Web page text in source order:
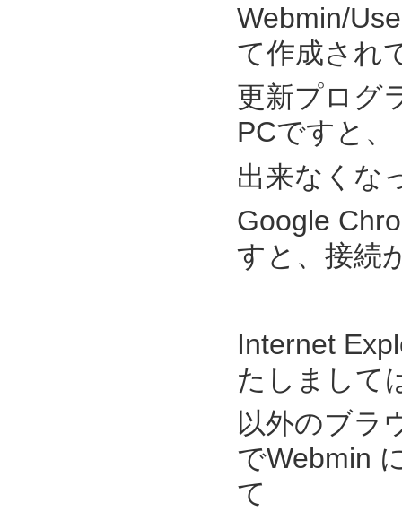
Webmin/
て作成され
更新プログ
PCですと
出来なくな
Google
すと、接続
Internet
たしまして
以外のブラ
でWebmin
て